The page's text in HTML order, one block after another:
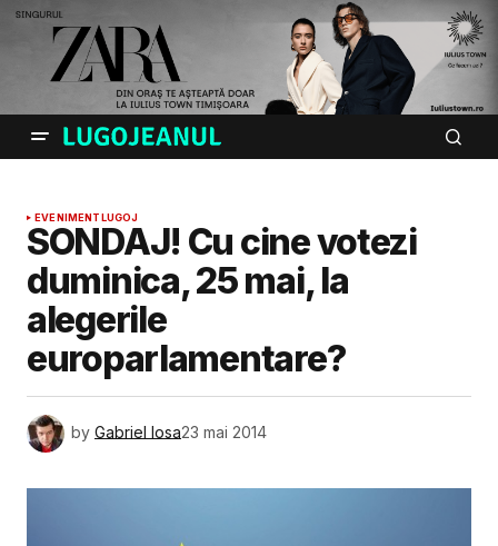
EVENIMENTLUGOJ
SONDAJ! Cu cine votezi
duminica, 25 mai, la
alegerile
europarlamentare?
by Gabriel Iosa23 mai 2014